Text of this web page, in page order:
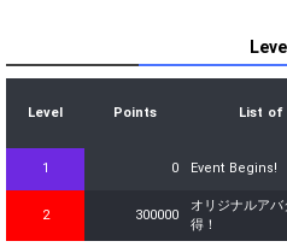
Level Points List of
1 0 Event Begins!
2 300000
オリジナルア
得！